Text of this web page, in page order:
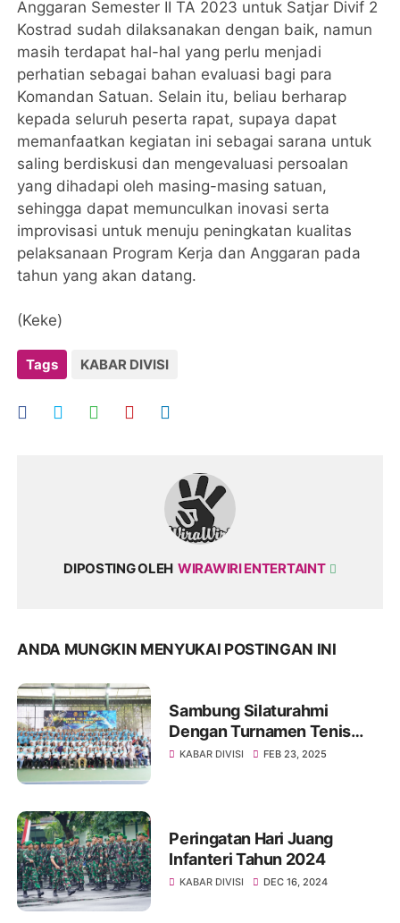
Anggaran Semester II TA 2023 untuk Satjar Divif 2
Kostrad sudah dilaksanakan dengan baik, namun
masih terdapat hal-hal yang perlu menjadi
perhatian sebagai bahan evaluasi bagi para
Komandan Satuan. Selain itu, beliau berharap
kepada seluruh peserta rapat, supaya dapat
memanfaatkan kegiatan ini sebagai sarana untuk
saling berdiskusi dan mengevaluasi persoalan
yang dihadapi oleh masing-masing satuan,
sehingga dapat memunculkan inovasi serta
improvisasi untuk menuju peningkatan kualitas
pelaksanaan Program Kerja dan Anggaran pada
tahun yang akan datang.
(Keke)
Tags KABAR DIVISI
DIPOSTING OLEH WIRAWIRI ENTERTAINT
ANDA MUNGKIN MENYUKAI POSTINGAN INI
Sambung Silaturahmi
Dengan Turnamen Tenis
Lapangan
KABAR DIVISI FEB 23, 2025
Peringatan Hari Juang
Infanteri Tahun 2024
KABAR DIVISI DEC 16, 2024